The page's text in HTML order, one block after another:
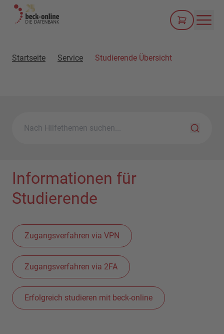
Startseite Service Studierende Übersicht
Nach
Informationen für
Studierende
Zugangsverfahren via VPN
Zugangsverfahren via 2FA
Erfolgreich studieren mit beck-online